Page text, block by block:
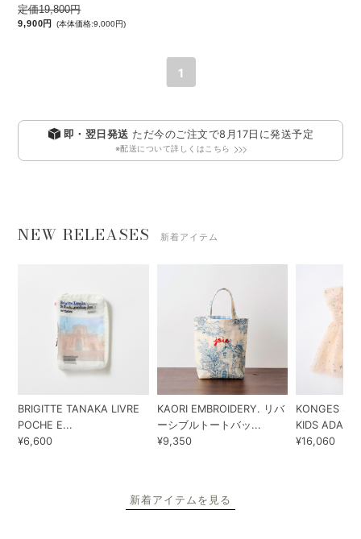
定価19,800円
9,900円 (本体価格:9,000円)
1
即・翌日発送 ただ今のご注文で8月17日 に発送予定
※配送について詳しくはこちら
NEW RELEASES 新着アイテム
BRIGITTE TANAKA LIVRE
POCHE E...
¥6,600
KAORI EMBROIDERY. リバ
ーシブルトートバッ...
¥9,350
KONGES
KIDS ADA...
¥16,060
新着アイテムを見る